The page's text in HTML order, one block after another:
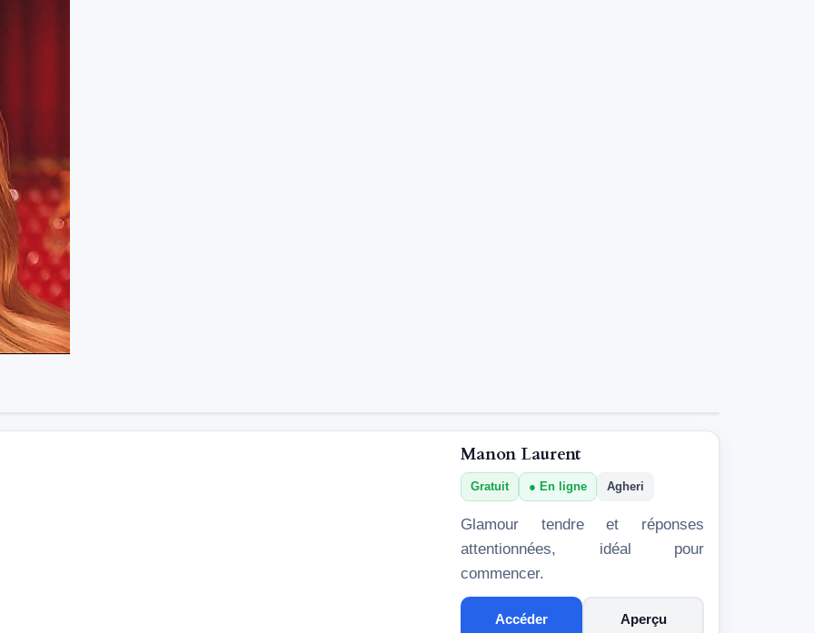
Manon Laurent
Gratuit En ligne Agheri
Glamour tendre et réponses
attentionnées, idéal pour
commencer.
Accéder Aperçu